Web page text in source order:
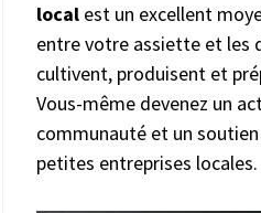
local est un excellent
entre votre assiette et les
cultivent, produisent et
Vous-même devenez un
communauté et un
petites entreprises locales.